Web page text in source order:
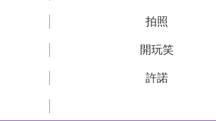
拍照
開玩笑
許諾